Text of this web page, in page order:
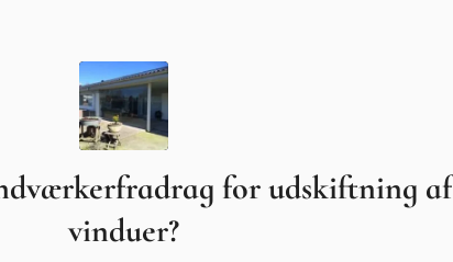
for udskiftning af
vinduer?